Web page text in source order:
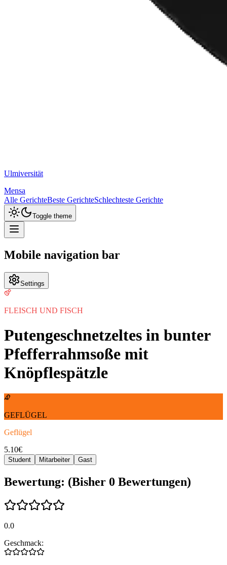
Ulmiversität
Mensa
Alle GerichteBeste GerichteSchlechteste Gerichte
Toggle theme
Mobile navigation bar
Settings
FLEISCH UND FISCH
Putengeschnetzeltes in bunter
Pfefferrahmsoße mit
Knöpflespätzle
GEFLÜGEL
Geflügel
5.10€
Student Mitarbeiter Gast
Bewertung: (Bisher 0 Bewertungen)
0.0
Geschmack: